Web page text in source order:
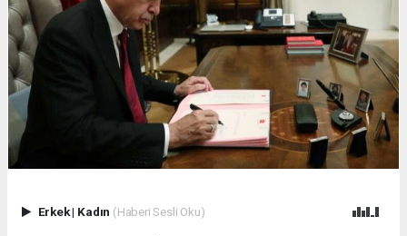
Erkek| Kadın (Haberi Sesli Oku)